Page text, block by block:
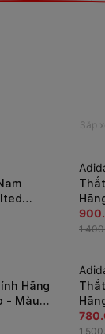
Sắp
Lined
-
Màu
Hãng
- Màu
0115
-